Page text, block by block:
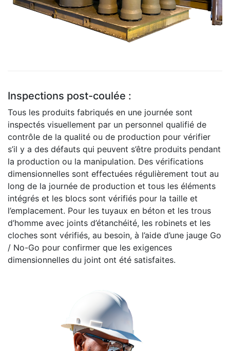
Inspections post-coulée :
Tous les produits fabriqués en une journée sont
inspectés visuellement par un personnel qualifié de
contrôle de la qualité ou de production pour vérifier
s’il y a des défauts qui peuvent s’être produits pendant
la production ou la manipulation. Des vérifications
dimensionnelles sont effectuées régulièrement tout au
long de la journée de production et tous les éléments
intégrés et les blocs sont vérifiés pour la taille et
l’emplacement. Pour les tuyaux en béton et les trous
d’homme avec joints d’étanchéité, les robinets et les
cloches sont vérifiés, au besoin, à l’aide d’une jauge Go
/ No-Go pour confirmer que les exigences
dimensionnelles du joint ont été satisfaites.